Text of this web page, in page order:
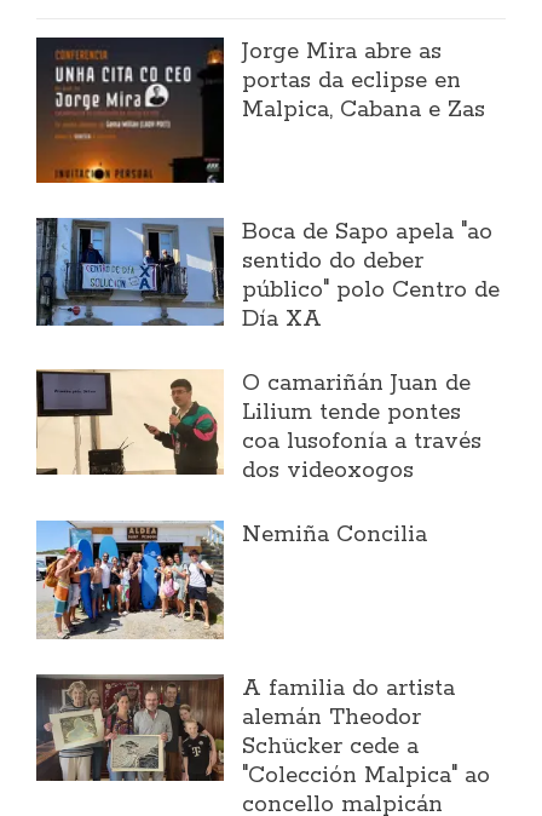
Jorge Mira abre as
portas da eclipse en
Malpica, Cabana e Zas
Boca de Sapo apela "ao
sentido do deber
público" polo Centro de
Día XA
O camariñán Juan de
Lilium tende pontes
coa lusofonía a través
dos videoxogos
Nemiña Concilia
A familia do artista
alemán Theodor
Schücker cede a
"Colección Malpica" ao
concello malpicán